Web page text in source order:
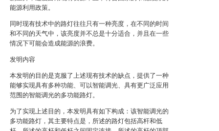
能源利用政策。
同时现有技术中的路灯往往只有一种亮度，在不同的时间
和不同的天气中，该亮度并不总是十分适合，并且在一些
情况下可能会造成能源的浪费。
发明内容
本发明的目的是克服了上述现有技术的缺点，提供了一种
能够实现具有多种功能、可以智能调光、具有更广泛应用
范围的智能调光的多功能路灯。
为了实现上述目的，本发明具有如下构成：该智能调光的
多功能路灯，其主要特点是，所述的路灯包括高杆和低